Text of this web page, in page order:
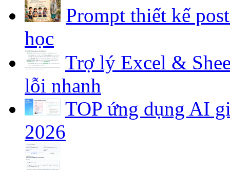
Prompt thiết kế
học
Trợ lý Excel &
lỗi nhanh
TOP ứng dụng AI
2026